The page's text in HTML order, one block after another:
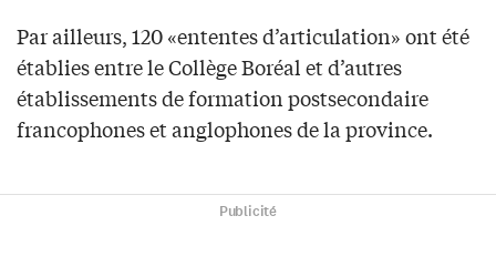
Par ailleurs, 120 «ententes d’articulation» ont été
établies entre le Collège Boréal et d’autres
établissements de formation postsecondaire
francophones et anglophones de la province.
Publicité